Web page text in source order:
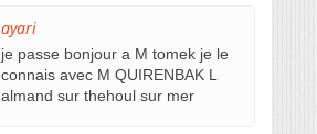
ayari
je passe bonjour a M tomek je le
connais avec M QUIRENBAK L
almand sur thehoul sur mer